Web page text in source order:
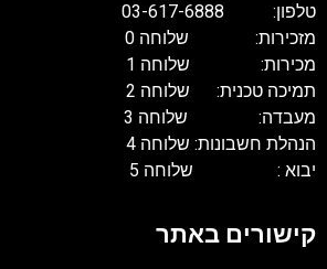
03-617-6888
שלוחה 0
שלוחה 1
טכנית: שלוחה 2
שלוחה 3
חשבונות: שלוחה 4
: שלוחה 5
באתר